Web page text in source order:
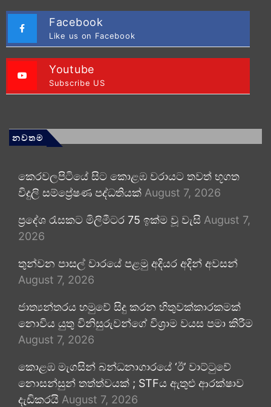
Facebook
Like us on Facebook
Youtube
Subscribe US
නවතම
කෙරවලපිටියේ සිට කොළඹ වරායට තවත් භූගත
විදුලි සම්ප්‍රේෂණ පද්ධතියක් August 7, 2026
ප්‍රදේශ රැසකට මිලිමීටර 75 ඉක්ම වූ වැසි August 7,
2026
තුන්වන පාසල් වාරයේ පළමු අදියර අදින් අවසන්
August 7, 2026
ජාත්‍යන්තරය හමුවේ සිදු කරන හිතුවක්කාරකමක්
නොවිය යුතු විනිසුරුවන්ගේ විශ්‍රාම වයස පමා කිරීම
August 7, 2026
කොළඹ මැගසින් බන්ධනාගාරයේ ‘ඊ’ වාට්ටුවේ
නොසන්සුන් තත්ත්වයක් ; STFය ඇතුළු ආරක්ෂාව
දැඩිකරයි August 7, 2026